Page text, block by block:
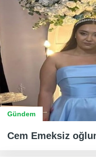
Gündem
Cem Emeksiz